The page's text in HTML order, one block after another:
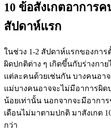
10 ข้อสังเกตอาการค
สัปดาห์แรก
ในช่วง 1-2 สัปดาห์แรกของกา
ผิดปกติต่าง ๆ เกิดขึ้นกับร่างกา
แต่ละคนด้วยเช่นกัน บางคนอ
แม่บางคนอาจจะไม่มีอาการผิด
น้อยเท่านั้น นอกจากจะมีอากา
เดือนไม่มาตามปกติ มาสังเกต
กว่า